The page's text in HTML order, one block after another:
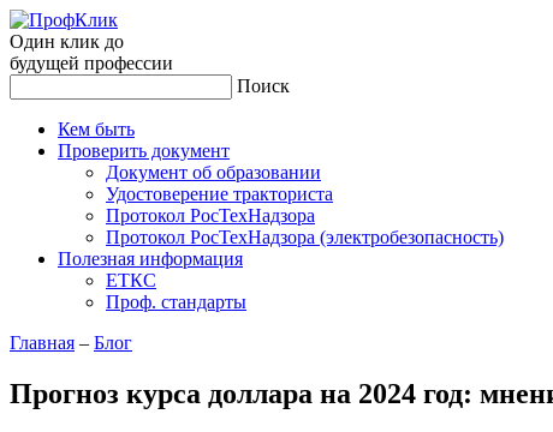
Один клик до
будущей профессии
Поиск
Кем быть
Проверить документ
Документ об образовании
Удостоверение тракториста
Протокол РосТехНадзора
Протокол РосТехНадзора (электробезопасность)
Полезная информация
ЕТКС
Проф. стандарты
Главная – Блог
Прогноз курса доллара на 2024 год: